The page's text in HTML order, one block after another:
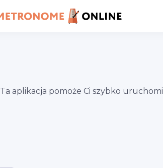
Ta aplikacja pomoże Ci szybko